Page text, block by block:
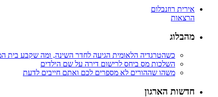
אירית רוזנבלום
הרצאות
מהבלוג
כשהטרגדיה הלאומית הגיעה לחדר השינה, ומה שקבע בית
השלכות מס ביחס לרישום דירה על שם הילדים
משהו שההורים לא מספרים לכם ואתם חייבים לדעת
חדשות הארגון